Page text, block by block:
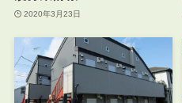
2020年3月23日